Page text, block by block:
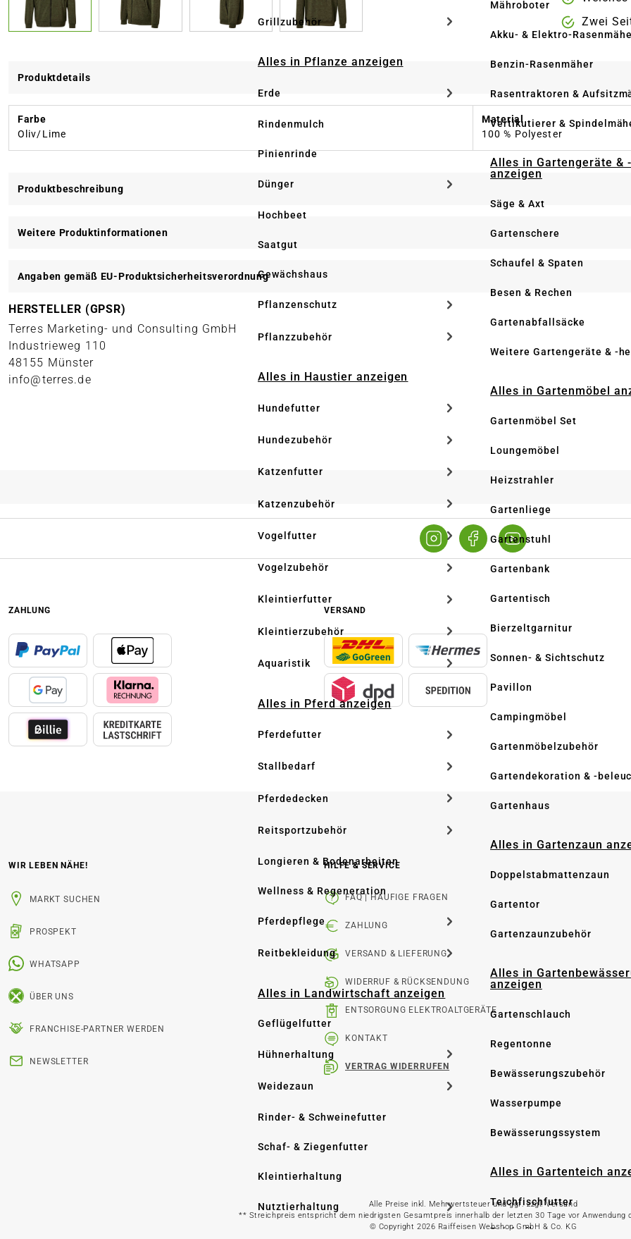
Grillzubehör
Alles in Pflanze anzeigen
Erde
Rindenmulch
Pinienrinde
Dünger
Hochbeet
Saatgut
Gewächshaus
Pflanzenschutz
Pflanzzubehör
Alles in Haustier anzeigen
Hundefutter
Hundezubehör
Katzenfutter
Katzenzubehör
Vogelfutter
Vogelzubehör
Kleintierfutter
Kleintierzubehör
Aquaristik
Alles in Pferd anzeigen
Pferdefutter
Stallbedarf
Pferdedecken
Reitsportzubehör
Longieren & Bodenarbeiten
Wellness & Regeneration
Pferdepflege
Reitbekleidung
Alles in Landwirtschaft anzeigen
Geflügelfutter
Hühnerhaltung
Weidezaun
Rinder- & Schweinefutter
Schaf- & Ziegenfutter
Kleintierhaltung
Nutztierhaltung
Mähroboter
Akku- & Elektro-
Benzin-Rasenmäher
Rasentraktoren &
Vertikutierer &
Alles in Gartengeräte &
anzeigen
Säge & Axt
Gartenschere
Schaufel & Spaten
Besen & Rechen
Gartenabfallsäcke
Weitere Gartengeräte & -
Alles in Gartenmöbel
Gartenmöbel Set
Loungemöbel
Heizstrahler
Gartenliege
Gartenstuhl
Gartenbank
Gartentisch
Bierzeltgarnitur
Sonnen- & Sichtschutz
Pavillon
Campingmöbel
Gartenmöbelzubehör
Gartendekoration & -
Gartenhaus
Alles in Gartenzaun
Doppelstabmattenzaun
Gartentor
Gartenzaunzubehör
Alles in
anzeigen
Gartenschlauch
Regentonne
Bewässerungszubehör
Wasserpumpe
Bewässerungssystem
Alles in Gartenteich
Teichfischfutter
Teichpflege
Zwei
Produktdetails
Farbe
Oliv/Lime
Material
100 % Polyester
Produktbeschreibung
Weitere Produktinformationen
Angaben gemäß EU-Produktsicherheitsverordnung
HERSTELLER (GPSR)
Terres Marketing- und Consulting GmbH
Industrieweg 110
48155 Münster
info@terres.de
ZAHLUNG VERSAND
WIR LEBEN NÄHE!
MARKT SUCHEN
PROSPEKT
WHATSAPP
ÜBER UNS
FRANCHISE-PARTNER WERDEN
NEWSLETTER
HILFE & SERVICE
FAQ | HÄUFIGE FRAGEN
ZAHLUNG
VERSAND & LIEFERUNG
WIDERRUF & RÜCKSENDUNG
ENTSORGUNG ELEKTROALTGERÄTE
KONTAKT
VERTRAG WIDERRUFEN
Alle Preise inkl. Mehrwertsteuer und ggf. zzgl. Versand
** Streichpreis entspricht dem niedrigsten Gesamtpreis innerhalb der letzten 30 Tage vor Anwendung
© Copyright 2026 Raiffeisen Webshop GmbH & Co. KG